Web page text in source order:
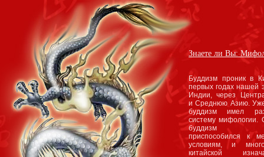
Знаете ли Вы:
Буддизм проник в
первых годах нашей
Индии, через
и Среднюю Азию.
буддизм имел
систему мифологии.
буддизм
приспособился к
условиям, и
китайской